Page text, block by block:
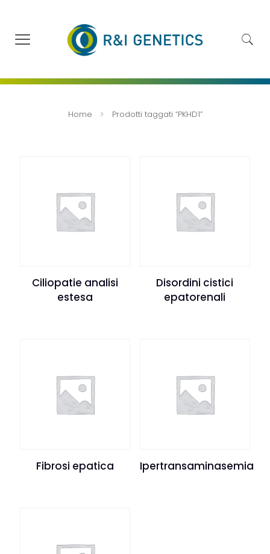
Home Prodotti taggati “PKHD1”
Ciliopatie analisi
estesa
Disordini cistici
epatorenali
Fibrosi epatica Ipertransaminasemia